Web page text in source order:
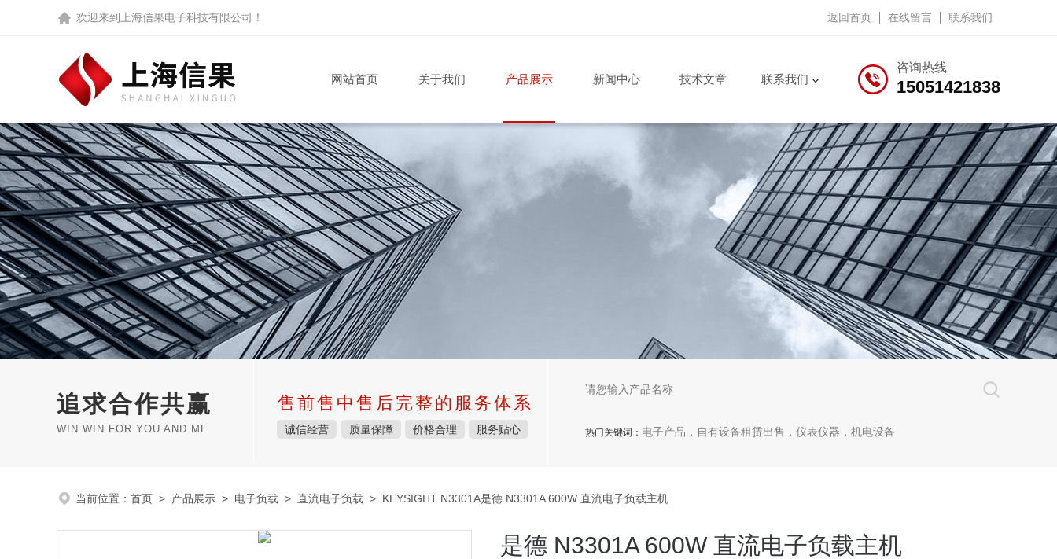
欢迎来到 上海信果电子科技有限公司 ！ 返回首页 在线留言 联系我们
咨询热线
15051421838
网站首页 关于我们 产品展示 新闻中心 技术文章 联系我们
追求合作共赢
WIN WIN FOR YOU AND ME
售前售中售后完整的服务体系
诚信经营 质量保障 价格合理 服务贴心 热门关键词： 电子产品，自有设备租赁出售，仪表仪器，机电设备
当前位置： 首页 > 产品展示 > 电子负载 > 直流电子负载 > KEYSIGHT N3301A是德 N3301A 600W 直流电子负载主机
是德 N3301A 600W 直流电子负载主机